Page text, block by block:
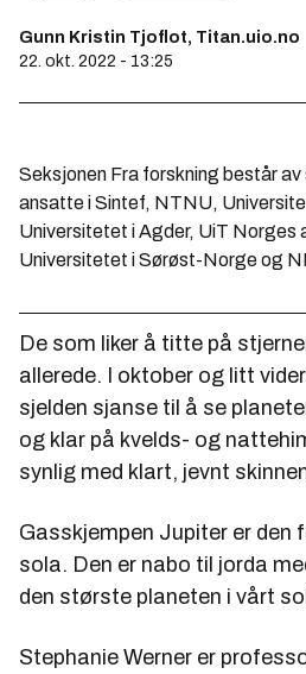
Gunn Kristin Tjoflot, Titan.uio.no
22. okt. 2022 - 13:25
Seksjonen Fra forskning består
ansatte i Sintef, NTNU,
Universitetet i Agder, UiT Norges
Universitetet i Sørøst-Norge og
De som liker å titte på
allerede. I oktober og litt
sjelden sjanse til å se
og klar på kvelds- og
synlig med klart, jevnt
Gasskjempen Jupiter er den
sola. Den er nabo til jorda
den største planeten i vårt
Stephanie Werner er